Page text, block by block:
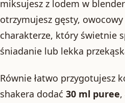
miksujesz z lodem w
otrzymujesz gęsty,
charakterze, który świetnie
śniadanie lub lekka
Równie łatwo przygotujesz
shakera dodać 30 ml puree,